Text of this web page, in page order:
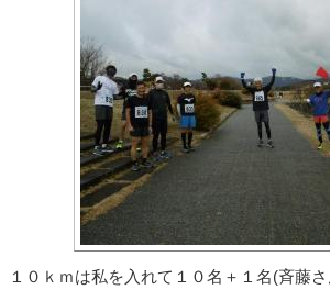
１０ｋｍは私を入れて１０名＋１名(斉藤